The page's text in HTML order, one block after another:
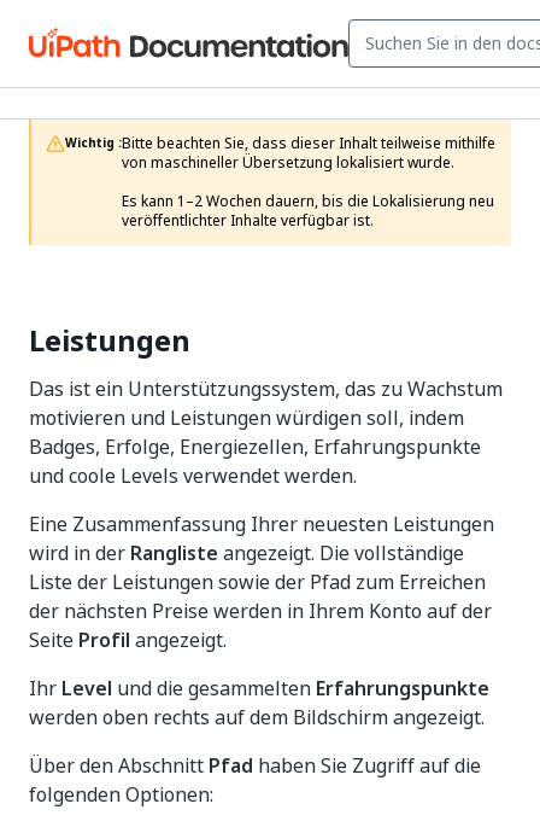
Wichtig :Bitte beachten Sie, dass dieser Inhalt teilweise mithilfe
von maschineller Übersetzung lokalisiert wurde.
Es kann 1–2 Wochen dauern, bis die Lokalisierung neu
veröffentlichter Inhalte verfügbar ist.
Leistungen
Das ist ein Unterstützungssystem, das zu Wachstum
motivieren und Leistungen würdigen soll, indem
Badges, Erfolge, Energiezellen, Erfahrungspunkte
und coole Levels verwendet werden.
Eine Zusammenfassung Ihrer neuesten Leistungen
wird in der Rangliste angezeigt. Die vollständige
Liste der Leistungen sowie der Pfad zum Erreichen
der nächsten Preise werden in Ihrem Konto auf der
Seite Profil angezeigt.
Ihr Level und die gesammelten Erfahrungspunkte
werden oben rechts auf dem Bildschirm angezeigt.
Über den Abschnitt Pfad haben Sie Zugriff auf die
folgenden Optionen: